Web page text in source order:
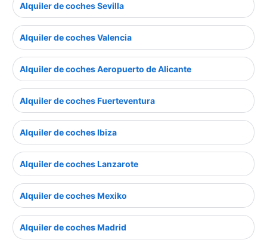
Alquiler de coches Sevilla
Alquiler de coches Valencia
Alquiler de coches Aeropuerto de Alicante
Alquiler de coches Fuerteventura
Alquiler de coches Ibiza
Alquiler de coches Lanzarote
Alquiler de coches Mexiko
Alquiler de coches Madrid